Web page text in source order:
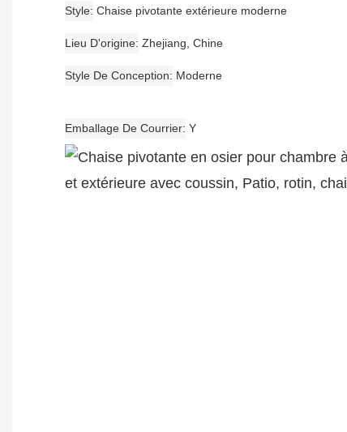
Style Chaise pivotante extérieure moderne
Lieu D'origine Zhejiang, Chine
Style De Conception Moderne
Emballage De Courrier Y